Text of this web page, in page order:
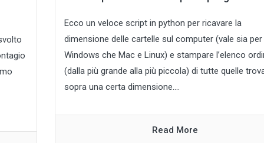
Ecco un veloce script in python per ricavare la
dimensione delle cartelle sul computer (vale sia per
Windows che Mac e Linux) e stampare l’elenco
(dalla più grande alla più piccola) di tutte quelle
sopra una certa dimensione....
Read More